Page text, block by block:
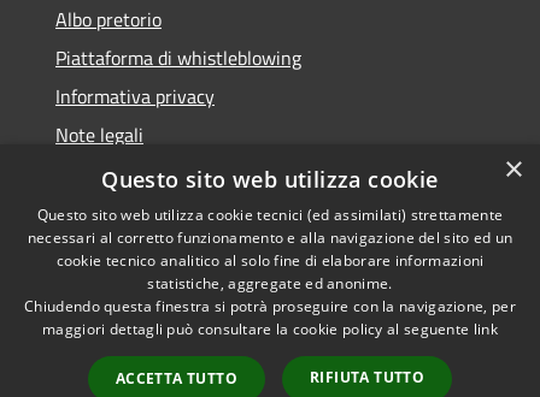
Albo pretorio
Piattaforma di whistleblowing
Informativa privacy
Note legali
Dichiarazione di accessibilità
RSS
Accessibilità
© 2022 • Comune di Santa
Margherita Ligure •
Powered by
Municipium•
Accesso
×
Questo sito web utilizza cookie
Questo sito web utilizza cookie tecnici (ed assimilati) strettamente
necessari al corretto funzionamento e alla navigazione del sito ed un
cookie tecnico analitico al solo fine di elaborare informazioni
statistiche, aggregate ed anonime.
Chiudendo questa finestra si potrà proseguire con la navigazione, per
maggiori dettagli può consultare la cookie policy al seguente link
ACCETTA TUTTO RIFIUTA TUTTO